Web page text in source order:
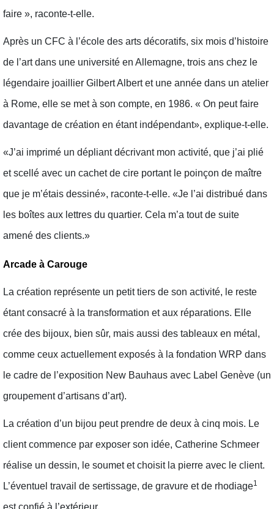
faire », raconte-t-elle.
Après un CFC à l’école des arts décoratifs, six mois d’histoire
de l’art dans une université en Allemagne, trois ans chez le
légendaire joaillier Gilbert Albert et une année dans un atelier
à Rome, elle se met à son compte, en 1986. « On peut faire
davantage de création en étant indépendant», explique-t-elle.
«J’ai imprimé un dépliant décrivant mon activité, que j’ai plié
et scellé avec un cachet de cire portant le poinçon de maître
que je m’étais dessiné», raconte-t-elle. «Je l’ai distribué dans
les boîtes aux lettres du quartier. Cela m’a tout de suite
amené des clients.»
Arcade à Carouge
La création représente un petit tiers de son activité, le reste
étant consacré à la transformation et aux réparations. Elle
crée des bijoux, bien sûr, mais aussi des tableaux en métal,
comme ceux actuellement exposés à la fondation WRP dans
le cadre de l’exposition New Bauhaus avec Label Genève (un
groupement d’artisans d’art).
La création d’un bijou peut prendre de deux à cinq mois. Le
client commence par exposer son idée, Catherine Schmeer
réalise un dessin, le soumet et choisit la pierre avec le client.
L’éventuel travail de sertissage, de gravure et de rhodiage1